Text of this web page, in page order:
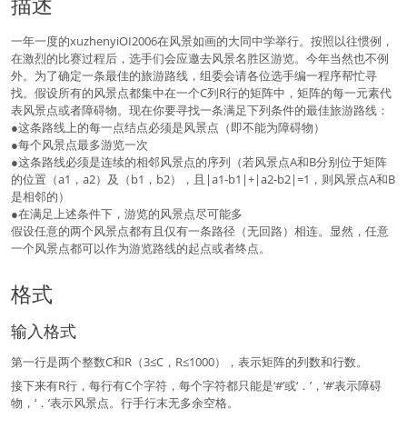
一年一度的xuzhenyiOI2006在风景如画的大同中学举行。按照以往惯例，
在激烈的比赛过程后，选手们会应邀去风景名胜区游览。今年当然也不例
外。为了确定一条最佳的旅游路线，组委会请各位选手编一程序帮忙寻
找。假设所有的风景点都集中在一个C列R行的矩阵中，矩阵的每一元素代
表风景点或者障碍物。现在你要寻找一条满足下列条件的最佳旅游路线：
●这条路线上的每一点结点必须是风景点（即不能为障碍物）
●每个风景点最多游览一次
●这条路线必须是连续的相邻风景点的序列（若风景点A和B分别位于矩阵
的位置（a1，a2）及（b1，b2），且|a1-b1|+|a2-b2|=1，则风景点A和B
是相邻的）
●在满足上述条件下，游览的风景点尽可能多
假设任意的两个风景点都有且仅有一条路径（无回路）相连。显然，任意
一个风景点都可以作为游览路线的起点或者终点。
格式
输入格式
第一行是两个整数C和R（3≤C，R≤1000），表示矩阵的列数和行数。
接下来有R行，每行有C个字符，每个字符都只能是‘#’或‘．’，‘#’表示障碍
物，‘．’表示风景点。行手行末无多余空格。